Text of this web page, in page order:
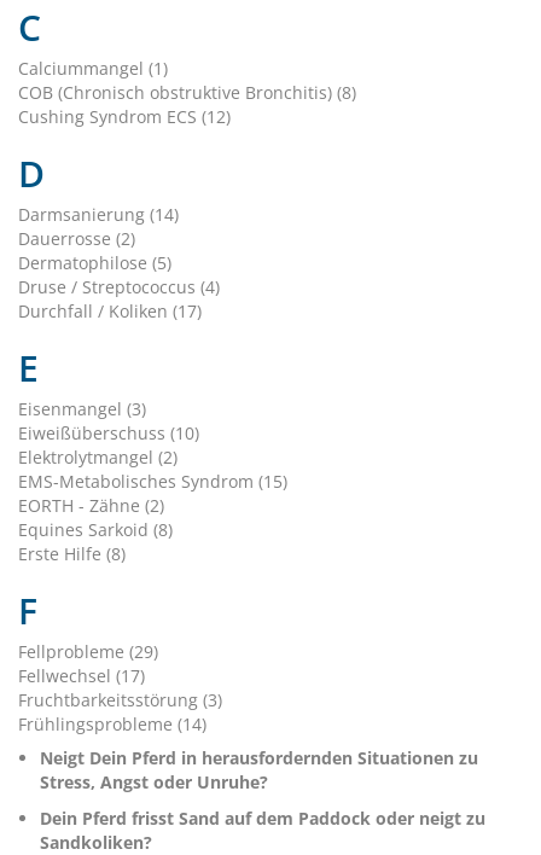
C
Calciummangel (1)
COB (Chronisch obstruktive Bronchitis) (8)
Cushing Syndrom ECS (12)
D
Darmsanierung (14)
Dauerrosse (2)
Dermatophilose (5)
Druse / Streptococcus (4)
Durchfall / Koliken (17)
E
Eisenmangel (3)
Eiweißüberschuss (10)
Elektrolytmangel (2)
EMS-Metabolisches Syndrom (15)
EORTH - Zähne (2)
Equines Sarkoid (8)
Erste Hilfe (8)
F
Fellprobleme (29)
Fellwechsel (17)
Fruchtbarkeitsstörung (3)
Frühlingsprobleme (14)
Neigt Dein Pferd in herausfordernden Situationen zu
Stress, Angst oder Unruhe?
Dein Pferd frisst Sand auf dem Paddock oder neigt zu
Sandkoliken?